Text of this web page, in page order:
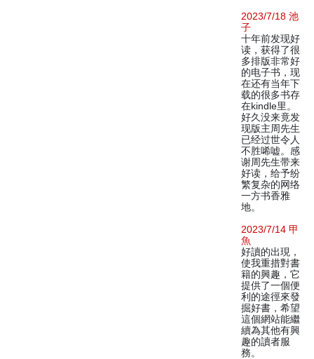
2023/7/18 池
子
十年前发现好
读，获得了很
多排版非常好
的电子书，现
在还有当年下
载的很多书存
在kindle里。
好久没来竟发
现版主周先生
已经过世令人
不胜唏嘘。感
谢周先生带来
好读，给予纷
繁复杂的网络
一方书香雅
地。
2023/7/14 甲
魚
好讀的出現，
使我重措對書
籍的興趣，它
提供了一個便
利的途徑來發
掘好書，希望
這個網站能繼
續為其他有興
趣的讀者服
務。